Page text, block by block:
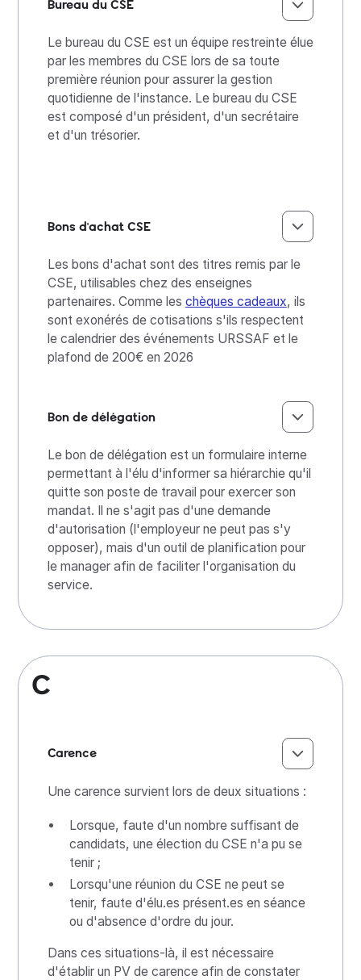
Bureau du CSE
Le bureau du CSE est un équipe restreinte élue
par les membres du CSE lors de sa toute
première réunion pour assurer la gestion
quotidienne de l'instance. Le bureau du CSE
est composé d'un président, d'un secrétaire
et d'un trésorier.
Bons d'achat CSE
Les bons d'achat sont des titres remis par le
CSE, utilisables chez des enseignes
partenaires. Comme les chèques cadeaux, ils
sont exonérés de cotisations s'ils respectent
le calendrier des événements URSSAF et le
plafond de 200€ en 2026
Bon de délégation
Le bon de délégation est un formulaire interne
permettant à l'élu d'informer sa hiérarchie qu'il
quitte son poste de travail pour exercer son
mandat. Il ne s'agit pas d'une demande
d'autorisation (l'employeur ne peut pas s'y
opposer), mais d'un outil de planification pour
le manager afin de faciliter l'organisation du
service.
C
Carence
Une carence survient lors de deux situations :
Lorsque, faute d'un nombre suffisant de
candidats, une élection du CSE n'a pu se
tenir ;
Lorsqu'une réunion du CSE ne peut se
tenir, faute d'élu.es présent.es en séance
ou d'absence d'ordre du jour.
Dans ces situations-là, il est nécessaire
d'établir un PV de carence afin de constater